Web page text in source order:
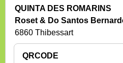
QUINTA DES ROMARINS
Roset & Do Santos
6860 Thibessart
QRCODE